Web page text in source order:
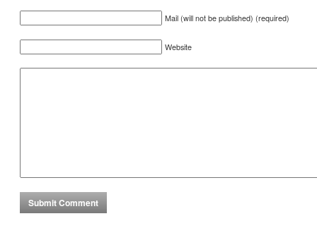
Mail (will not be published) (required)
Website